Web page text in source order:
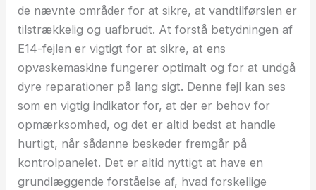
de nævnte områder for at sikre, at vandtilførslen er
tilstrækkelig og uafbrudt. At forstå betydningen af
E14-fejlen er vigtigt for at sikre, at ens
opvaskemaskine fungerer optimalt og for at undgå
dyre reparationer på lang sigt. Denne fejl kan ses
som en vigtig indikator for, at der er behov for
opmærksomhed, og det er altid bedst at handle
hurtigt, når sådanne beskeder fremgår på
kontrolpanelet. Det er altid nyttigt at have en
grundlæggende forståelse af, hvad forskellige